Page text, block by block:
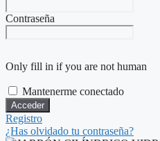
Contraseña
Only fill in if you are not human
Mantenerme conectado
Registro
¿Has olvidado tu contraseña?